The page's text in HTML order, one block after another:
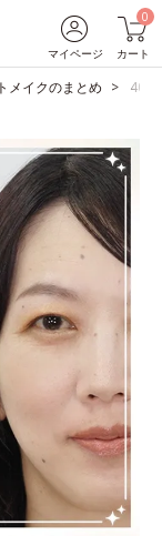
マイページ
0
カート
メイクのまとめ 40